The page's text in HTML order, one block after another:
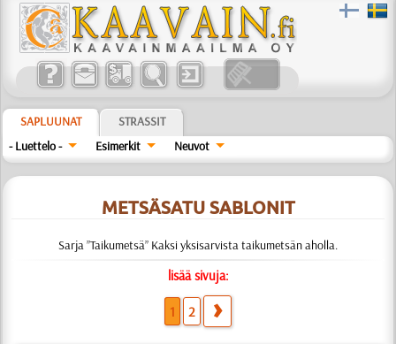
SAPLUUNAT
STRASSIT
- Luettelo -
Esimerkit Neuvot
METSÄSATU SABLONIT
Sarja ”Taikumetsä” Kaksi yksisarvista taikumetsän aholla.
lisää sivuja:
1 2